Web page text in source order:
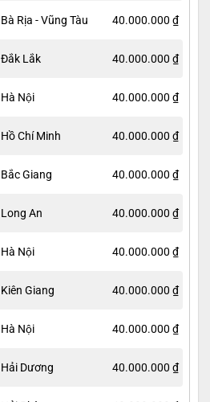
Bà Rịa - Vũng Tàu 40.000.000 ₫
Đắk Lắk 40.000.000 ₫
Hà Nội 40.000.000 ₫
Hồ Chí Minh 40.000.000 ₫
Bắc Giang 40.000.000 ₫
Long An 40.000.000 ₫
Hà Nội 40.000.000 ₫
Kiên Giang 40.000.000 ₫
Hà Nội 40.000.000 ₫
Hải Dương 40.000.000 ₫